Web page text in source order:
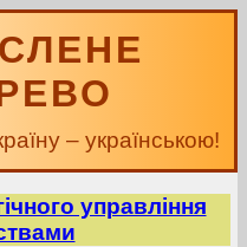
– українською!
управління